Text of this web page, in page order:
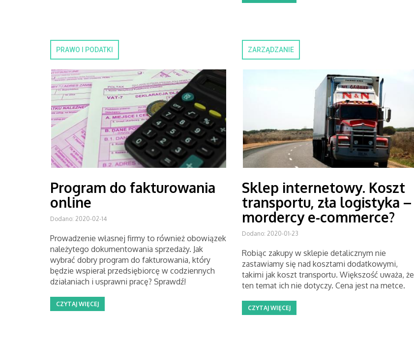
PRAWO I PODATKI
Program do fakturowania
online
Dodano: 2020-02-14
Prowadzenie własnej firmy to również obowiązek
należytego dokumentowania sprzedaży. Jak
wybrać dobry program do fakturowania, który
będzie wspierał przedsiębiorcę w codziennych
działaniach i usprawni pracę? Sprawdź!
CZYTAJ WIĘCEJ
ZARZĄDZANIE
Sklep internetowy. Koszt
transportu, zła logistyka –
mordercy e-commerce?
Dodano: 2020-01-23
Robiąc zakupy w sklepie detalicznym nie
zastawiamy się nad kosztami dodatkowymi,
takimi jak koszt transportu. Większość uważa, że
ten temat ich nie dotyczy. Cena jest na metce.
CZYTAJ WIĘCEJ